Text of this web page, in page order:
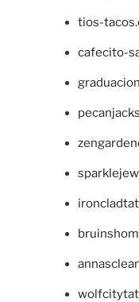
tios-
cafecito-